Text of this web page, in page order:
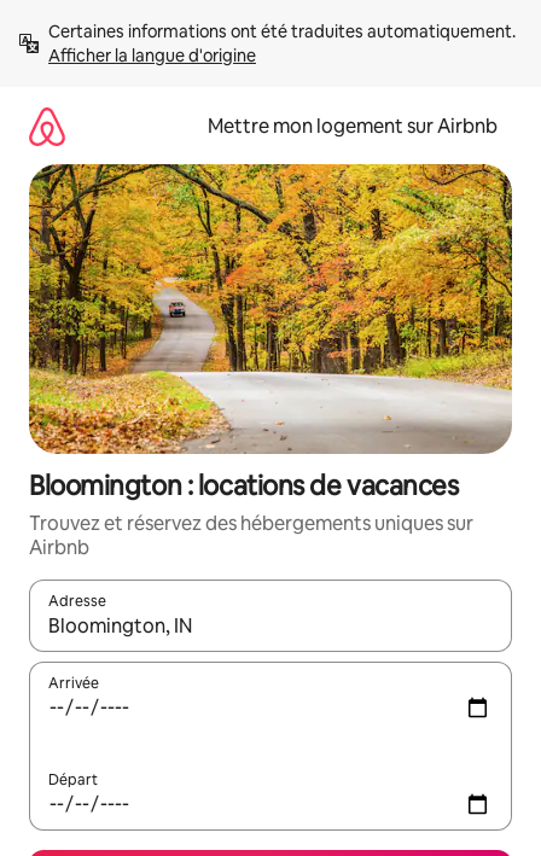
directement
Afficher la langue d'origine
Mettre mon logement sur Airbnb
Bloomington : locations de vacances
Trouvez et réservez des hébergements uniques sur
Airbnb
Adresse
Lorsque les résultats s'affichent, utilisez les flèches vers le
Arrivée
Départ